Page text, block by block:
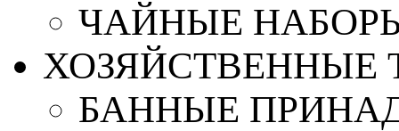
ЧАЙНЫЕ
ХОЗЯЙСТВЕННЫЕ
БАННЫЕ